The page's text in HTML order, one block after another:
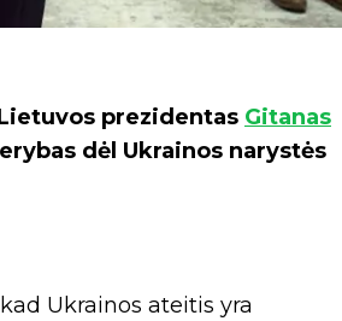
prezidentas Gitanas
dėl Ukrainos narystės
Ukrainos ateitis yra